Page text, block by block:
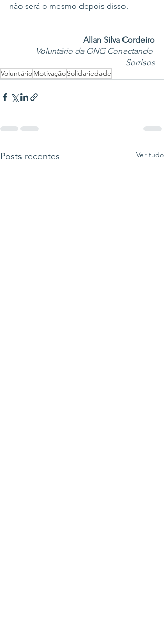
não será o mesmo depois disso.
Allan Silva Cordeiro
Voluntário da ONG Conectando
Sorrisos
VoluntárioMotivaçãoSolidariedade
Posts recentes Ver tudo